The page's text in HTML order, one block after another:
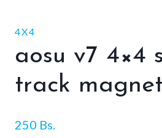
4X4
aosu v7 4×4
track
250 Bs.